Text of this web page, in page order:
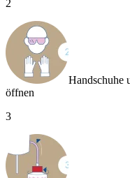
2
Handschuhe
öffnen
3